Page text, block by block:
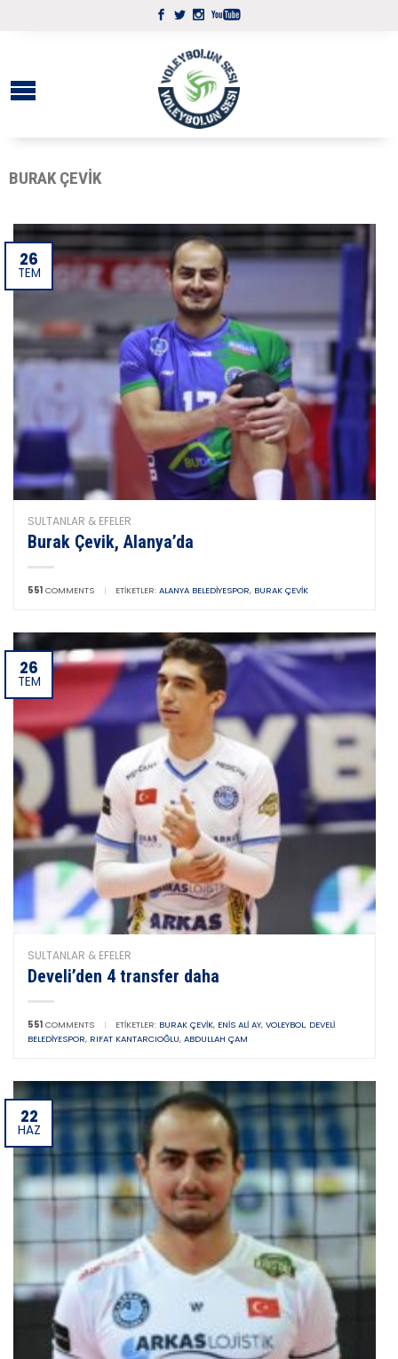
BURAK ÇEVIK
26
TEM
SULTANLAR & EFELER
Burak Çevik, Alanya’da
551 COMMENTS | ETIKETLER: ALANYA BELEDIYESPOR, BURAK ÇEVIK
26
TEM
SULTANLAR & EFELER
Develi’den 4 transfer daha
551 COMMENTS | ETIKETLER: BURAK ÇEVIK, ENIS ALI AY, VOLEYBOL, DEVELI
BELEDIYESPOR, RIFAT KANTARCIOĞLU, ABDULLAH ÇAM
22
HAZ